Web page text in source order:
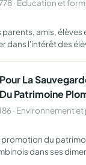
· Education et
parents, amis, élèves
dans l'intérêt des
La
Patrimoine
· Environnement
du
dans ses